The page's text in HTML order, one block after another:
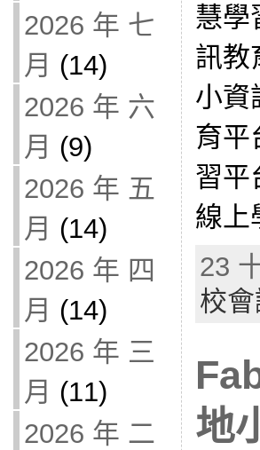
2026 年 七
月 (14)
2026 年 六
月 (9)
2026 年 五
月 (14)
2026 年 四
月 (14)
2026 年 三
月 (11)
2026 年 二
慧學
訊教
小資
育平
習平
線
23
校
地